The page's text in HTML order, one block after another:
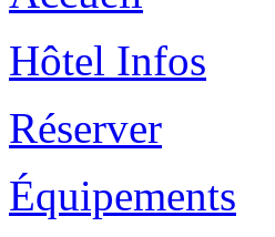
Hôtel Infos
Réserver
Équipements